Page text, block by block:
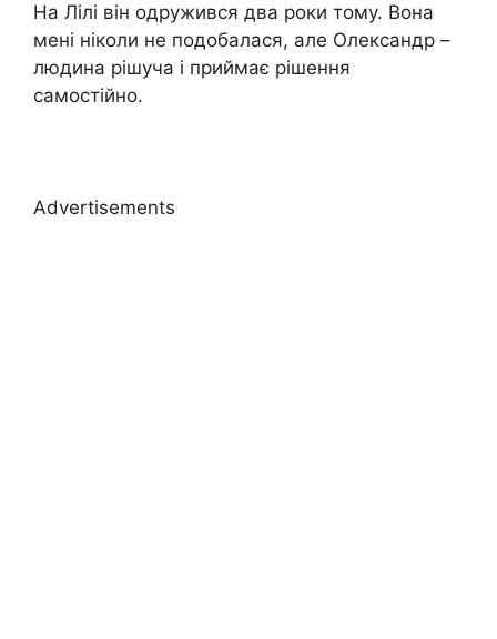
На Лілі він одружився два роки тому. Вона
мені ніколи не подобалася, але Олександр –
людина рішуча і приймає рішення
самостійно.
Advertisements